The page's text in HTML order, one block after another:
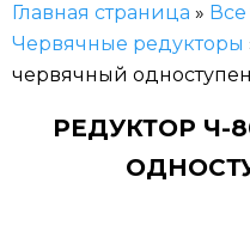
Главная страница » Все
Червячные редукторы
червячный
РЕДУКТОР Ч-